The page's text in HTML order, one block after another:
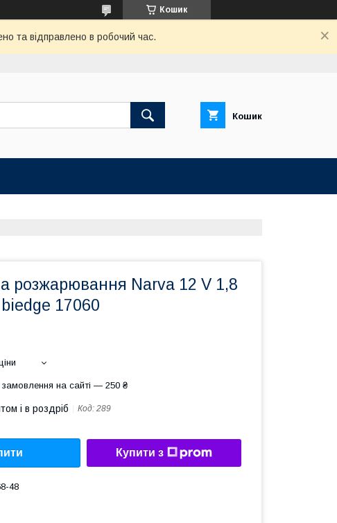
Кошик
та відправлено в робочий час.
Кошик
розжарювання Narva 12 V 1,8
17060
на сайті — 250 ₴
і в роздріб Код: 289
Купити з
48